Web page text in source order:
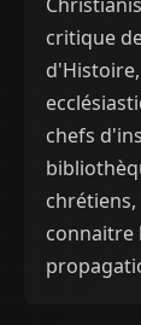
critique
chefs
connaitre